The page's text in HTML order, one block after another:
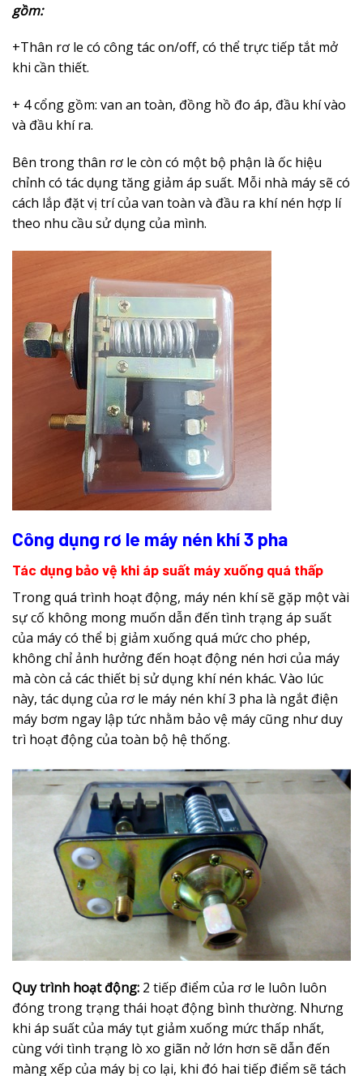
gồm:
+Thân rơ le có công tác on/off, có thể trực tiếp tắt mở
khi cần thiết.
+ 4 cổng gồm: van an toàn, đồng hồ đo áp, đầu khí vào
và đầu khí ra.
Bên trong thân rơ le còn có một bộ phận là ốc hiệu
chỉnh có tác dụng tăng giảm áp suất. Mỗi nhà máy sẽ có
cách lắp đặt vị trí của van toàn và đầu ra khí nén hợp lí
theo nhu cầu sử dụng của mình.
Công dụng rơ le máy nén khí 3 pha
Tác dụng bảo vệ khi áp suất máy xuống quá thấp
Trong quá trình hoạt động, máy nén khí sẽ gặp một vài
sự cố không mong muốn dẫn đến tình trạng áp suất
của máy có thể bị giảm xuống quá mức cho phép,
không chỉ ảnh hưởng đến hoạt động nén hơi của máy
mà còn cả các thiết bị sử dụng khí nén khác. Vào lúc
này, tác dụng của rơ le máy nén khí 3 pha là ngắt điện
máy bơm ngay lập tức nhằm bảo vệ máy cũng như duy
trì hoạt động của toàn bộ hệ thống.
Quy trình hoạt động: 2 tiếp điểm của rơ le luôn luôn
đóng trong trạng thái hoạt động bình thường. Nhưng
khi áp suất của máy tụt giảm xuống mức thấp nhất,
cùng với tình trạng lò xo giãn nở lớn hơn sẽ dẫn đến
màng xếp của máy bị co lại, khi đó hai tiếp điểm sẽ tách